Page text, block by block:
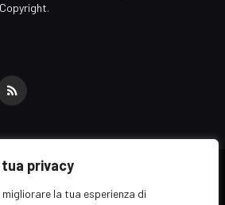
tua privacy
la tua esperienza di
.
RSS
Rome Designed by ARvis.it